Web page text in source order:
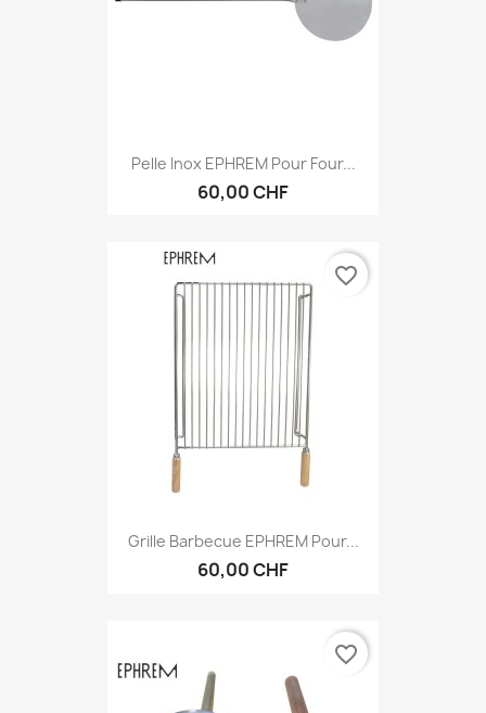
Pelle Inox EPHREM Pour Four...
60,00 CHF
Grille Barbecue EPHREM Pour...
60,00 CHF
favorite_border
favorite_border